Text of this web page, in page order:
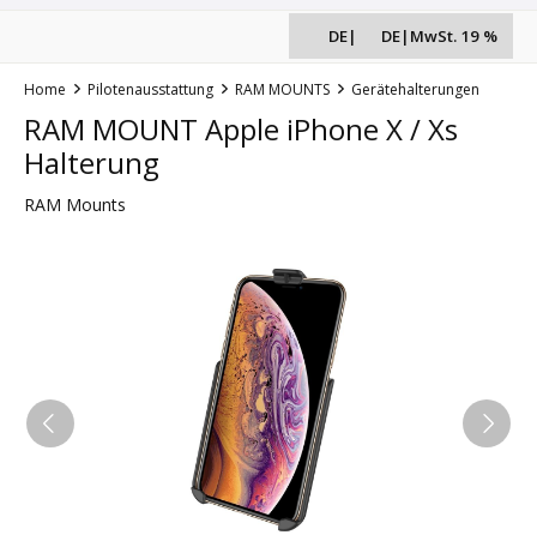
DE| DE| MwSt. 19 %
Home Pilotenausstattung RAM MOUNTS Gerätehalterungen
RAM MOUNT Apple iPhone X / Xs
Halterung
RAM Mounts